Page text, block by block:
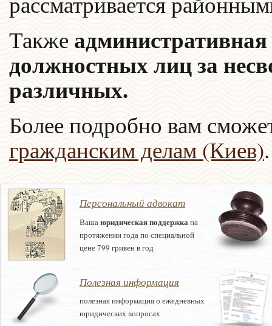
Также административная
должностных лиц за
различных.
Более подробно вам
гражданским делам (Киев).
Персональный адвокат
Вашаюридическая поддержкана
протяжении года по специальной
цене 799 гривен в год
Полезная информация
полезная информация о ежедневных
юридических вопросах